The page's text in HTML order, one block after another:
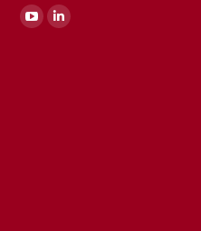
Vind ons op:
YouTubeLinkedin